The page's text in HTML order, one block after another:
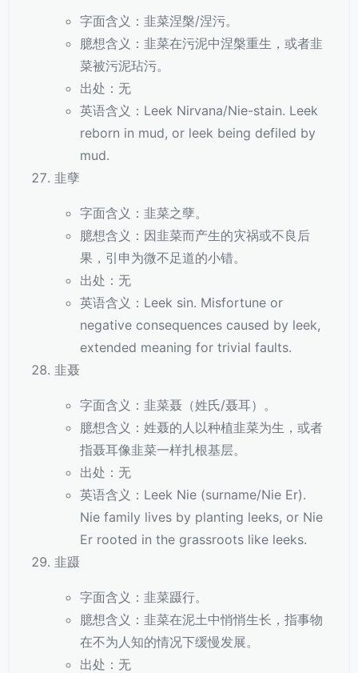
字面含义：韭菜涅槃/涅污。
臆想含义：韭菜在污泥中涅槃重生，或者韭
菜被污泥玷污。
出处：无
英语含义：Leek Nirvana/Nie-stain. Leek
reborn in mud, or leek being defiled by
mud.
韭孽
字面含义：韭菜之孽。
臆想含义：因韭菜而产生的灾祸或不良后
果，引申为微不足道的小错。
出处：无
英语含义：Leek sin. Misfortune or
negative consequences caused by leek,
extended meaning for trivial faults.
韭聂
字面含义：韭菜聂（姓氏/聂耳）。
臆想含义：姓聂的人以种植韭菜为生，或者
指聂耳像韭菜一样扎根基层。
出处：无
英语含义：Leek Nie (surname/Nie Er).
Nie family lives by planting leeks, or Nie
Er rooted in the grassroots like leeks.
韭蹑
字面含义：韭菜蹑行。
臆想含义：韭菜在泥土中悄悄生长，指事物
在不为人知的情况下缓慢发展。
出处：无